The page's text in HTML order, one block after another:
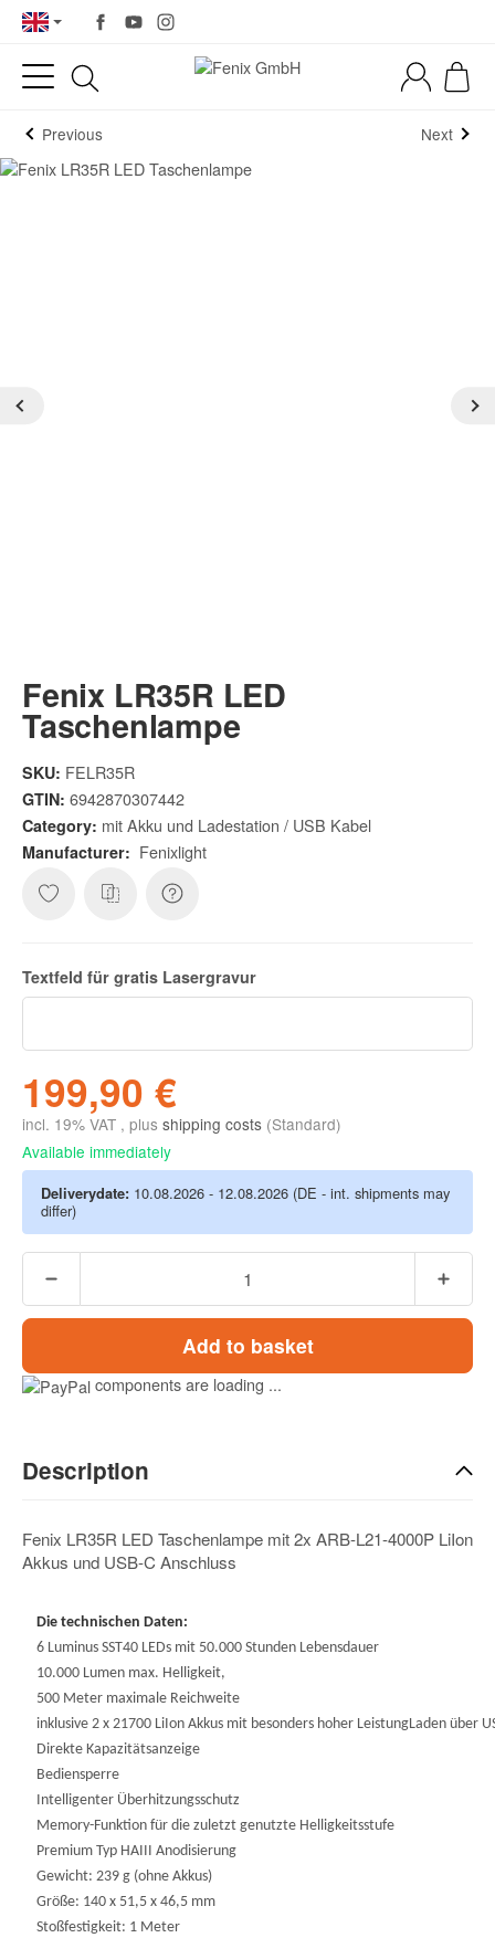
Previous Next
Fenix LR35R LED
Taschenlampe
SKU: FELR35R
GTIN: 6942870307442
Category: mit Akku und Ladestation / USB Kabel
Manufacturer: Fenixlight
Textfeld für gratis Lasergravur
199,90 €
incl. 19% VAT , plus shipping costs (Standard)
Available immediately
Deliverydate: 10.08.2026 - 12.08.2026 (DE - int. shipments may
differ)
Add to basket
components are loading ...
Description
Fenix LR35R LED Taschenlampe mit 2x ARB-L21-4000P LiIon
Akkus und USB-C Anschluss
Die technischen Daten:
6 Luminus SST40 LEDs mit 50.000 Stunden Lebensdauer
10.000 Lumen max. Helligkeit,
500 Meter maximale Reichweite
inklusive 2 x 21700 LiIon Akkus mit besonders hoher LeistungLaden über
Direkte Kapazitätsanzeige
Bediensperre
Intelligenter Überhitzungsschutz
Memory-Funktion für die zuletzt genutzte Helligkeitsstufe
Premium Typ HAIII Anodisierung
Gewicht: 239 g (ohne Akkus)
Größe: 140 x 51,5 x 46,5 mm
Stoßfestigkeit: 1 Meter